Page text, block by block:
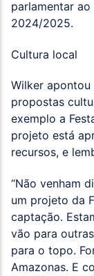
parlamentar
2024/2025.
Cultura local
Wilker
propostas
exemplo a
projeto está
recursos, e
“Não venham
um projeto da
captação.
vão para
para o topo.
Amazonas. E